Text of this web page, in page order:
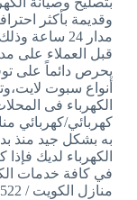
وقديمة بأكثر
مدار 24
قبل العملاء على
يحرص دائماً على
أنواع سبوت
الكهرباء فى
كهربائي/كهربائي
به بشكل جيد منذ
الكهرباء لديك
في كافة خدمات
منازل الكويت / 60012522 .